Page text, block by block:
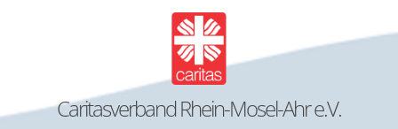
Caritasverband Rhein-Mosel-Ahr e.V.